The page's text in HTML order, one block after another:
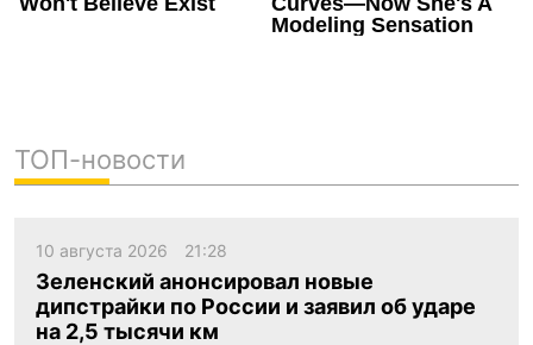
ТОП-новости
10 августа 2026 21:28
Зеленский анонсировал новые
дипстрайки по России и заявил об ударе
на 2,5 тысячи км